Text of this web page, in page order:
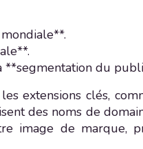
**segmentation du
extensions clés,
des noms de
image de marque,